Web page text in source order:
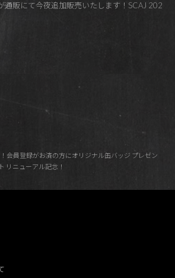
通販にて今夜追加販売いたします！SCAJ 202
会員登録がお済の方にオリジナル缶バッジ プレゼン
リニューアル記念！